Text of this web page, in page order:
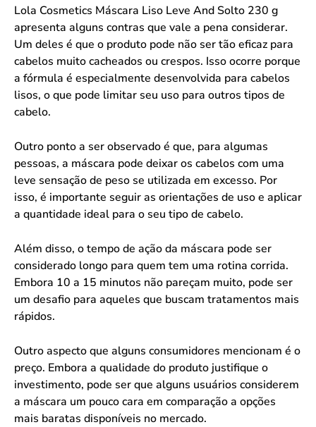
Lola Cosmetics Máscara Liso Leve And Solto 230 g
apresenta alguns contras que vale a pena considerar.
Um deles é que o produto pode não ser tão eficaz para
cabelos muito cacheados ou crespos. Isso ocorre porque
a fórmula é especialmente desenvolvida para cabelos
lisos, o que pode limitar seu uso para outros tipos de
cabelo.
Outro ponto a ser observado é que, para algumas
pessoas, a máscara pode deixar os cabelos com uma
leve sensação de peso se utilizada em excesso. Por
isso, é importante seguir as orientações de uso e aplicar
a quantidade ideal para o seu tipo de cabelo.
Além disso, o tempo de ação da máscara pode ser
considerado longo para quem tem uma rotina corrida.
Embora 10 a 15 minutos não pareçam muito, pode ser
um desafio para aqueles que buscam tratamentos mais
rápidos.
Outro aspecto que alguns consumidores mencionam é o
preço. Embora a qualidade do produto justifique o
investimento, pode ser que alguns usuários considerem
a máscara um pouco cara em comparação a opções
mais baratas disponíveis no mercado.